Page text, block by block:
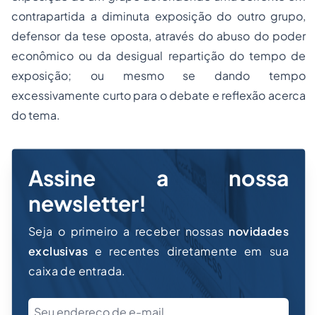
contrapartida a diminuta exposição do outro grupo,
defensor da tese oposta, através do abuso do poder
econômico ou da desigual repartição do tempo de
exposição; ou mesmo se dando tempo
excessivamente curto para o debate e reflexão acerca
do tema.
Assine a nossa
newsletter!
Seja o primeiro a receber nossas novidades
exclusivas e recentes diretamente em sua
caixa de entrada.